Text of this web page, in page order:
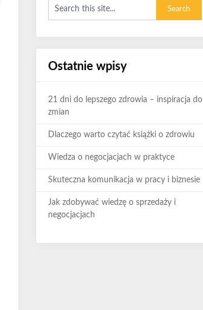
Ostatnie wpisy
21 dni do lepszego zdrowia – inspiracja do
zmian
Dlaczego warto czytać książki o zdrowiu
Wiedza o negocjacjach w praktyce
Skuteczna komunikacja w pracy i biznesie
Jak zdobywać wiedzę o sprzedaży i
negocjacjach